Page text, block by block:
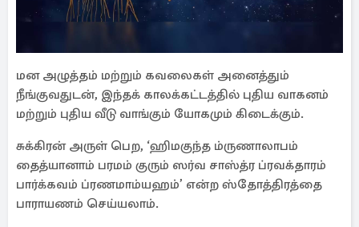
மன அழுத்தம் மற்றும் கவலைகள் அனைத்தும்
நீங்குவதுடன், இந்தக் காலக்கட்டத்தில் புதிய வாகனம்
மற்றும் புதிய வீடு வாங்கும் யோகமும் கிடைக்கும்.
சுக்கிரன் அருள் பெற, ‘ஹிமகுந்த ம்ருணாலாபம்
தைத்யானாம் பரமம் குரும் ஸர்வ சாஸ்த்ர ப்ரவக்தாரம்
பார்க்கவம் ப்ரணமாம்யஹம்’ என்ற ஸ்தோத்திரத்தை
பாராயணம் செய்யலாம்.